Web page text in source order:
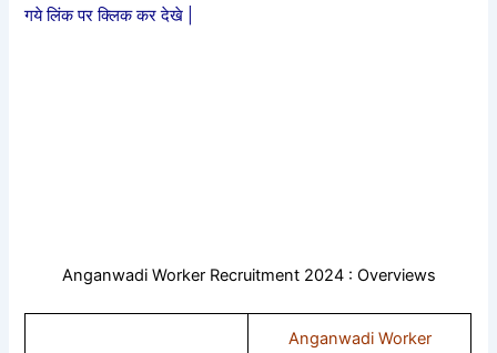
गये लिंक पर क्लिक कर देखे |
Anganwadi Worker Recruitment 2024 : Overviews
Anganwadi Worker